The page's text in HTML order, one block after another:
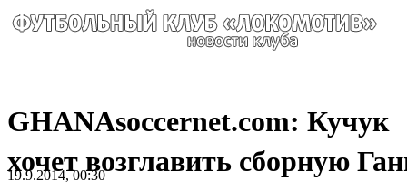
GHANAsoccernet.com: Кучук
хочет возглавить сборную
19.9.2014, 00:30